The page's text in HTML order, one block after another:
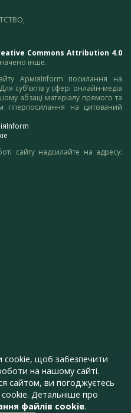
Commons Attribution 4.0
інше.
АрміяInform посилання на
суб’єктів у сфері онлайн-медіа
абзаці матеріалу прямого та
гіперпосилання на цитований
сайту надсилайте на адресу:
щоб забезпечити
на нашому сайті.
сайтом, ви погоджуєтесь
Детальніше про
файлів cookie.